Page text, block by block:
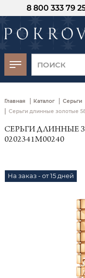
8 800 333 79
Главная | Каталог | Серьги
| Серьги длинные золотые
СЕРЬГИ ДЛИННЫЕ
0202341М00240
На заказ - от 15 дней
-30%
момента оплаты